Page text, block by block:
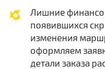
Лишние
появившихся
изменения
оформляем
детали заказа